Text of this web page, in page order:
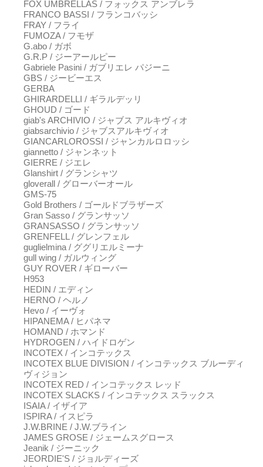
FOX UMBRELLAS / フォックス アンブレラ
FRANCO BASSI / フランコバッシ
FRAY / フライ
FUMOZA / フモザ
G.abo / ガボ
G.R.P / ジーアールピー
Gabriele Pasini / ガブリエレ パジーニ
GBS / ジービーエス
GERBA
GHIRARDELLI / ギラルデッリ
GHOUD / ゴード
giab's ARCHIVIO / ジャブス アルキヴィオ
giabsarchivio / ジャブスアルキヴィオ
GIANCARLOROSSI / ジャンカルロロッシ
giannetto / ジャンネット
GIERRE / ジエレ
Glanshirt / グランシャツ
gloverall / グローバーオール
GMS-75
Gold Brothers / ゴールドブラザーズ
Gran Sasso / グランサッソ
GRANSASSO / グランサッソ
GRENFELL / グレンフェル
guglielmina / ググリエルミーナ
gull wing / ガルウィング
GUY ROVER / ギローバー
H953
HEDIN / エディン
HERNO / ヘルノ
Hevo / イーヴォ
HIPANEMA / ヒパネマ
HOMAND / ホマンド
HYDROGEN / ハイドロゲン
INCOTEX / インコテックス
INCOTEX BLUE DIVISION / インコテックス ブルーディ
ヴィジョン
INCOTEX RED / インコテックス レッド
INCOTEX SLACKS / インコテックス スラックス
ISAIA / イザイア
ISPIRA / イスピラ
J.W.BRINE / J.W.ブライン
JAMES GROSE / ジェームスグロース
Jeanik / ジーニック
JEORDIE'S / ジョルディーズ